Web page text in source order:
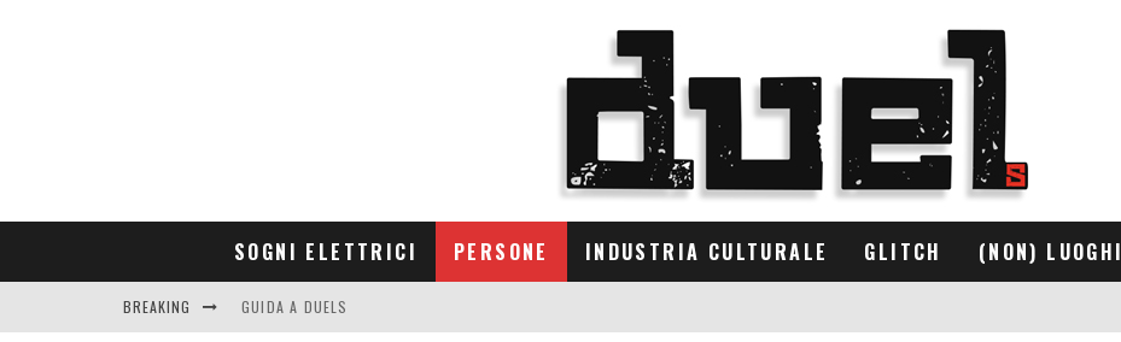
SOGNI ELETTRICI PERSONE INDUSTRIA CULTURALE GLITCH (NON) LUOGHI
BREAKING GUIDA A DUELS